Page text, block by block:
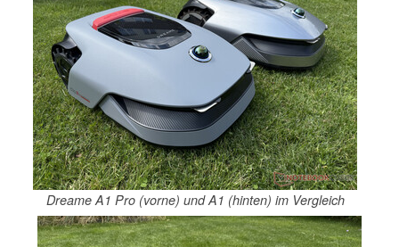
Dreame A1 Pro (vorne) und A1 (hinten) im Vergleich